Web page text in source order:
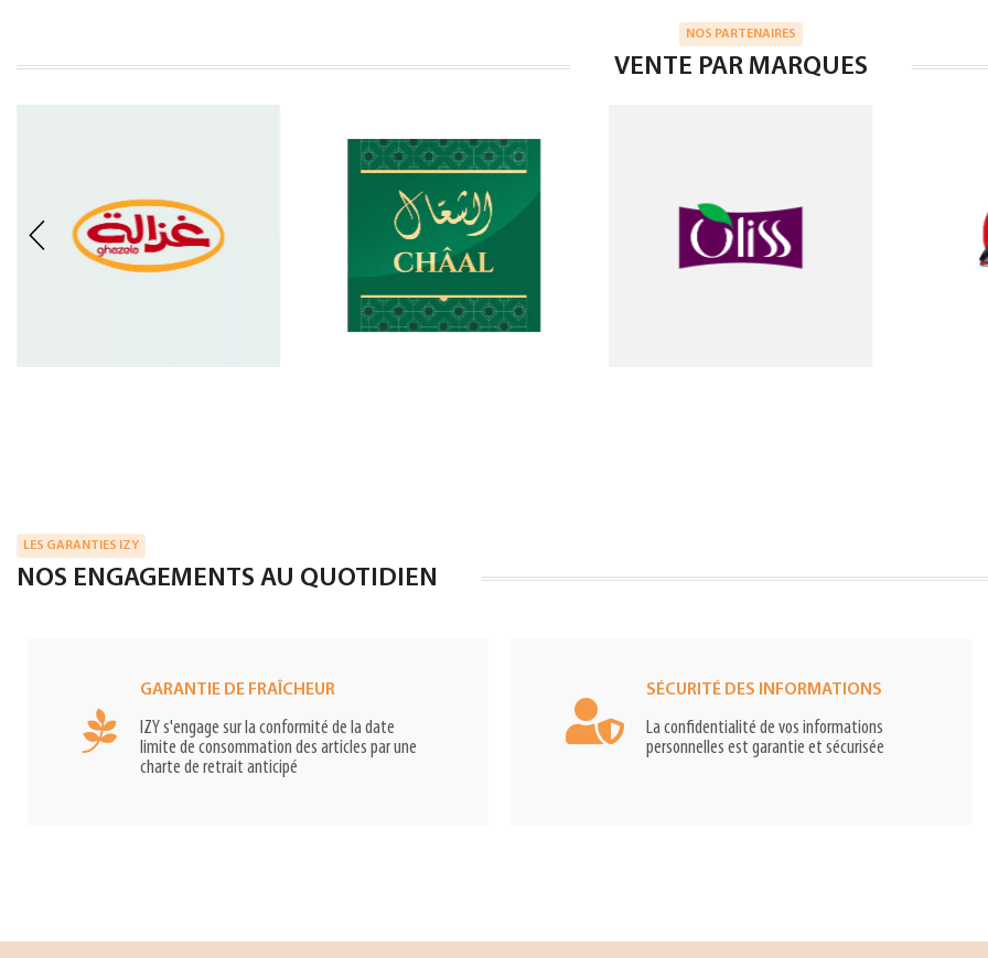
NOS PARTENAIRES
VENTE PAR MARQUES
LES GARANTIES IZY
NOS ENGAGEMENTS AU QUOTIDIEN
GARANTIE DE FRAÎCHEUR
IZY s'engage sur la conformité de la date
limite de consommation des articles par une
charte de retrait anticipé
SÉCURITÉ DES INFORMATIONS
La confidentialité de vos informations
personnelles est garantie et sécurisée